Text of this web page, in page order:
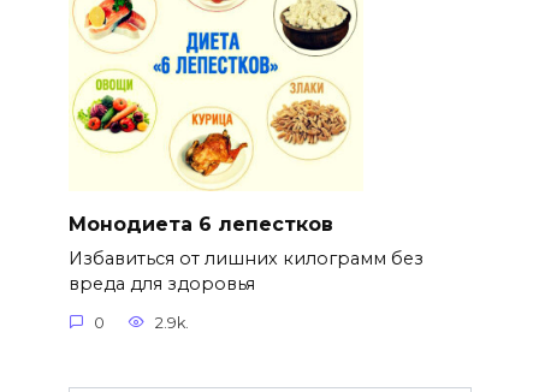
Монодиета 6 лепестков
Избавиться от лишних килограмм без
вреда для здоровья
0 2.9k.